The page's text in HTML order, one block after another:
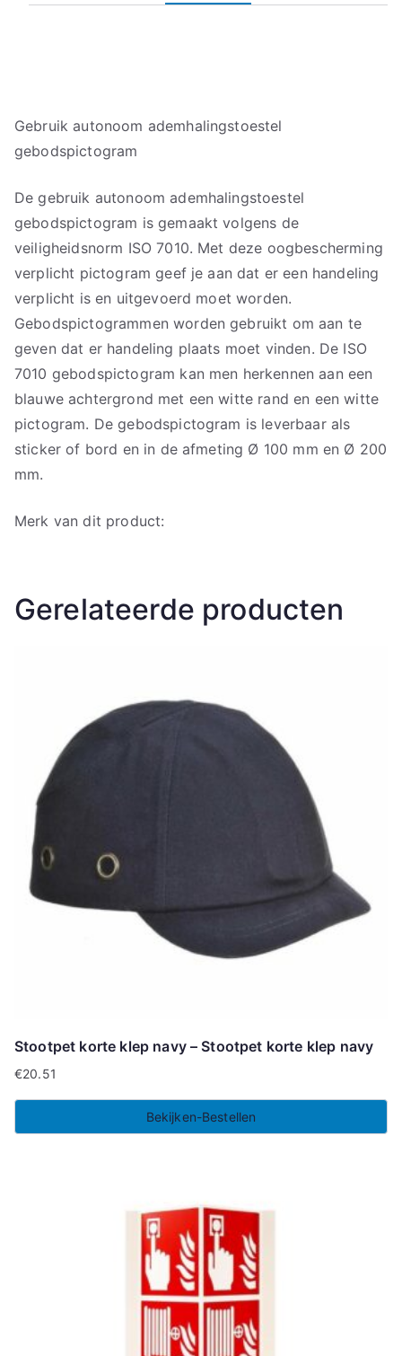
Gebruik autonoom ademhalingstoestel
gebodspictogram
De gebruik autonoom ademhalingstoestel
gebodspictogram is gemaakt volgens de
veiligheidsnorm ISO 7010. Met deze oogbescherming
verplicht pictogram geef je aan dat er een handeling
verplicht is en uitgevoerd moet worden.
Gebodspictogrammen worden gebruikt om aan te
geven dat er handeling plaats moet vinden. De ISO
7010 gebodspictogram kan men herkennen aan een
blauwe achtergrond met een witte rand en een witte
pictogram. De gebodspictogram is leverbaar als
sticker of bord en in de afmeting Ø 100 mm en Ø 200
mm.
Merk van dit product:
Gerelateerde producten
Stootpet korte klep navy – Stootpet korte klep navy
€20.51
Bekijken-Bestellen